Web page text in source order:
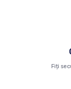
Fiți